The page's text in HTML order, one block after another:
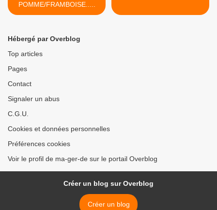
POMME/FRAMBOISE.....
Hébergé par Overblog
Top articles
Pages
Contact
Signaler un abus
C.G.U.
Cookies et données personnelles
Préférences cookies
Voir le profil de ma-ger-de sur le portail Overblog
Créer un blog sur Overblog
Créer un blog